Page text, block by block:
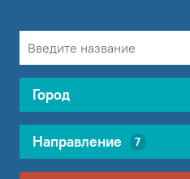
Город
Направление 7